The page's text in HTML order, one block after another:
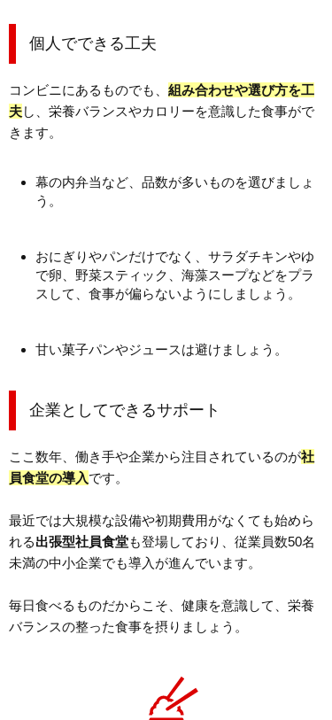
個人でできる工夫
コンビニにあるものでも、 組み合わせや選び方を工
夫し、栄養バランスやカロリーを意識した食事がで
きます。
幕の内弁当など、品数が多いものを選びましょ
う。
おにぎりやパンだけでなく、サラダチキンやゆ
で卵、野菜スティック、海藻スープなどをプラ
スして、食事が偏らないようにしましょう。
甘い菓子パンやジュースは避けましょう。
企業としてできるサポート
ここ数年、働き手や企業から注目されているのが社
員食堂の導入です。
最近では大規模な設備や初期費用がなくても始めら
れる出張型社員食堂も登場しており、従業員数50名
未満の中小企業でも導入が進んでいます。
毎日食べるものだからこそ、健康を意識して、栄養
バランスの整った食事を摂りましょう。